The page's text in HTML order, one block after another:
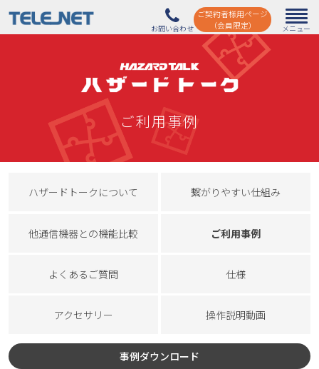
ご契約者様用ページ
（会員限定）
ご利用事例
ハザードトークについて 繋がりやすい仕組み
他通信機器との機能比較 ご利用事例
よくあるご質問 仕様
アクセサリー 操作説明動画
事例ダウンロード